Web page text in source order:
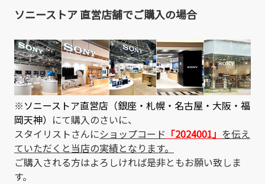
ソニーストア 直営店舗でご購入の場合
※ソニーストア直営店（銀座・札幌・名古屋・大阪・福
岡天神） にて購入のさいに、
スタイリストさんにショップコード 「2024001」 を伝え
ていただくと当店の実績となります。
ご購入される方はよろしければ是非ともお願い致しま
す。